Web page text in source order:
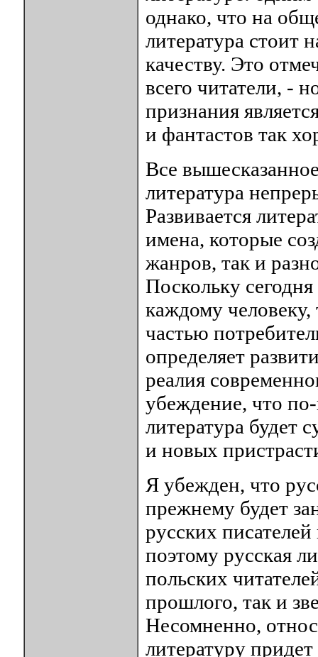
однако, что на
литература стоит
качеству. Это
всего читатели, -
признания
и фантастов так
Все
литература
Развивается
имена, которые
жанров, так и
Поскольку
каждому человеку,
частью
определяет
реалия
убеждение, что
литература будет
и новых
Я убежден, что
прежнему будет
русских
поэтому русская
польских
прошлого, так и
Несомненно,
литературу